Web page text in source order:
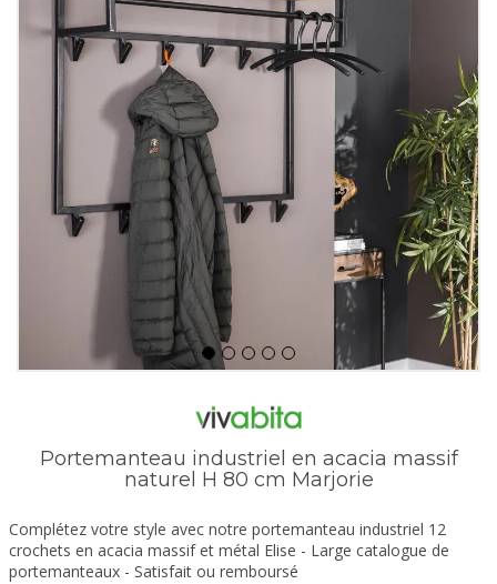
Portemanteau industriel en acacia massif
naturel H 80 cm Marjorie
Complétez votre style avec notre portemanteau industriel 12
crochets en acacia massif et métal Elise - Large catalogue de
portemanteaux - Satisfait ou remboursé